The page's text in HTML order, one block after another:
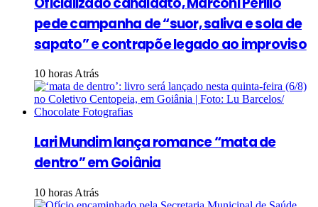
pede campanha de “suor, saliva e sola de
sapato” e contrapõe legado ao improviso
10 horas Atrás
Lari Mundim lança romance “mata de
dentro” em Goiânia
10 horas Atrás